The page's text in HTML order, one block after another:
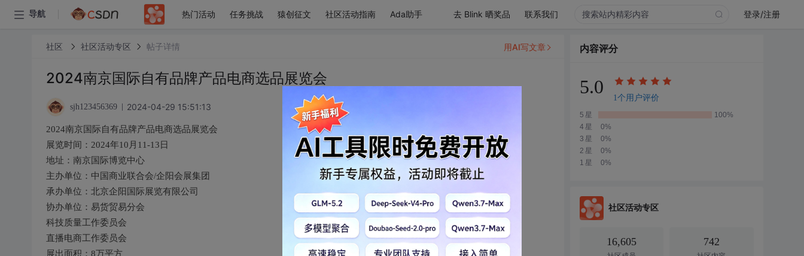
导航 热门活动 任务挑战 猿创征文 社区活动指南 Ada助手 去 Blink 晒奖品 联系我们 登录/注册
社区 社区活动专区 帖子详情
2024南京国际自有品牌产品电商选品展览会
sjh123456369 2024-04-29 15:51:13
2024南京国际自有品牌产品电商选品展览会
展览时间：2024年10月11-13日
地址：南京国际博览中心
主办单位：中国商业联合会/企阳会展集团
承办单位：北京企阳国际展览有限公司
协办单位：易货贸易分会
科技质量工作委员会
直播电商工作委员会
展出面积：8万平方
用AI写文章 内容评分
5.0
1个用户评价
5星
100%
4星
0%
3星
0%
2星
0%
1星
0%
社区活动专区
16,605 742